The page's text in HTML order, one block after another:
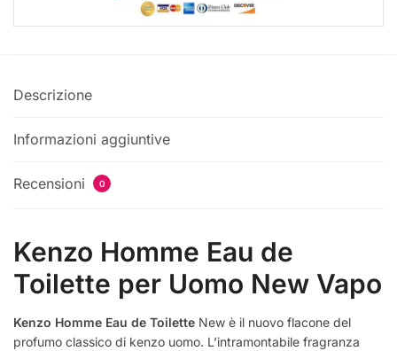
Descrizione
Informazioni aggiuntive
Recensioni 0
Kenzo Homme Eau de
Toilette per Uomo New Vapo
Kenzo Homme Eau de Toilette New è il nuovo flacone del
profumo classico di kenzo uomo. L’intramontabile fragranza